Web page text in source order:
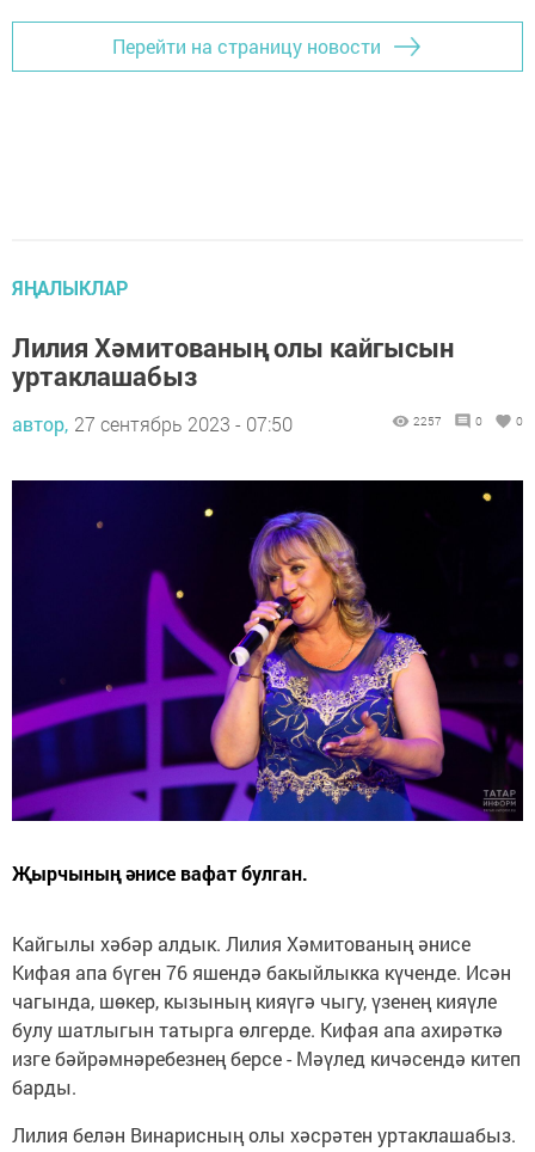
Перейти на страницу новости
ЯҢАЛЫКЛАР
Лилия Хәмитованың олы кайгысын
уртаклашабыз
автор, 27 сентябрь 2023 - 07:50 2257 0 0
Җырчының әнисе вафат булган.
Кайгылы хәбәр алдык. Лилия Хәмитованың әнисе
Кифая апа бүген 76 яшендә бакыйлыкка күченде. Исән
чагында, шөкер, кызының кияүгә чыгу, үзенең кияүле
булу шатлыгын татырга өлгерде. Кифая апа ахирәткә
изге бәйрәмнәребезнең берсе - Мәүлед кичәсендә китеп
барды.
Лилия белән Винарисның олы хәсрәтен уртаклашабыз.